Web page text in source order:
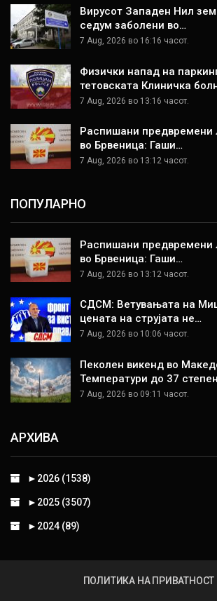
Вирусот Западен Нил
седум заболени во…
7 Aug, 2026 во 16:16 часот.
Физички напад на
тетовската Клиничка
7 Aug, 2026 во 13:16 часот.
Распишани предвремени
во Брвеница: Гаши…
7 Aug, 2026 во 13:12 часот.
ПОПУЛАРНО
Распишани предвремени
во Брвеница: Гаши…
7 Aug, 2026 во 13:12 часот.
СДСМ: Ветувањата на
цената на струјата не…
7 Aug, 2026 во 10:06 часот.
Пеколен викенд во
Температури до 37
7 Aug, 2026 во 09:11 часот.
АРХИВА
► 2026 (1538)
► 2025 (3507)
► 2024 (89)
ПОЛИТИКА НА ПРИВАТНОСТ